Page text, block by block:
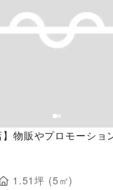
】物販やプロモーショ
1.51坪 (5 ㎡)